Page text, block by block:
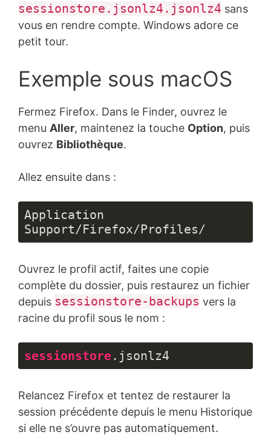
sessionstore.jsonlz4.jsonlz4 sans
vous en rendre compte. Windows adore ce
petit tour.
Exemple sous macOS
Fermez Firefox. Dans le Finder, ouvrez le
menu Aller, maintenez la touche Option, puis
ouvrez Bibliothèque.
Allez ensuite dans :
Application
Support/Firefox/Profiles/
Ouvrez le profil actif, faites une copie
complète du dossier, puis restaurez un fichier
depuis sessionstore-backups vers la
racine du profil sous le nom :
sessionstore.jsonlz4
code :
(css)
Relancez Firefox et tentez de restaurer la
session précédente depuis le menu Historique
si elle ne s’ouvre pas automatiquement.